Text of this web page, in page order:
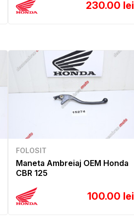
230.00 lei
FOLOSIT
Maneta Ambreiaj OEM Honda
CBR 125
100.00 lei